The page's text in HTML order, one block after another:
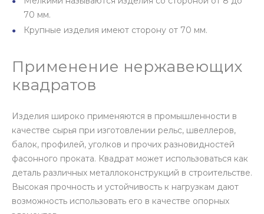
70 мм.
Крупные изделия имеют сторону от 70 мм.
Применение нержавеющих
квадратов
Изделия широко применяются в промышленности в
качестве сырья при изготовлении рельс, швеллеров,
балок, профилей, уголков и прочих разновидностей
фасонного проката. Квадрат может использоваться как
деталь различных металлоконструкций в строительстве.
Высокая прочность и устойчивость к нагрузкам дают
возможность использовать его в качестве опорных